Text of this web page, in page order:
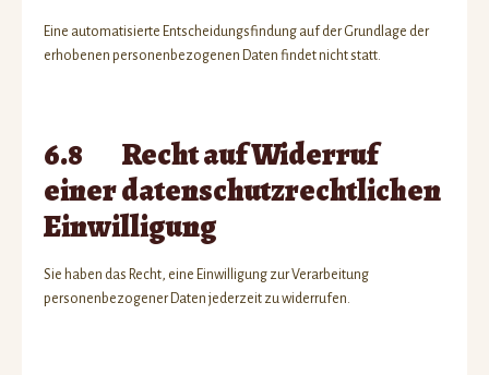
Eine automatisierte Entscheidungsfindung auf der Grundlage der
erhobenen personenbezogenen Daten findet nicht statt.
6.8 Recht auf Widerruf
einer datenschutzrechtlichen
Einwilligung
Sie haben das Recht, eine Einwilligung zur Verarbeitung
personenbezogener Daten jederzeit zu widerrufen.